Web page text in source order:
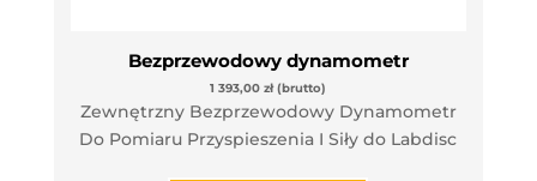
Bezprzewodowy dynamometr
1 393,00zł (brutto)
Zewnętrzny Bezprzewodowy Dynamometr
Do Pomiaru Przyspieszenia I Siły do Labdisc